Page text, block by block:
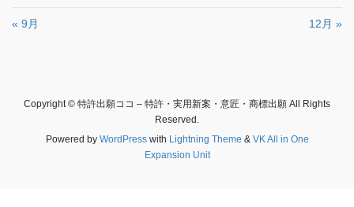
« 9月 12月 »
Copyright © 特許出願ココ – 特許・実用新案・意匠・商標出願 All Rights
Reserved.
Powered by WordPresswith Lightning Theme & VK All in One
Expansion Unit